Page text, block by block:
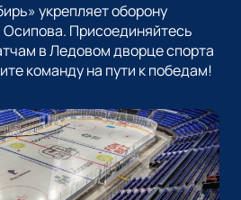
укрепляет оборону
Присоединяйтесь
в Ледовом дворце спорта
команду на пути к победам!